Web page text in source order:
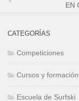
EN
CATEGORÍAS
Competiciones
Cursos y formación
Escuela de Surfski